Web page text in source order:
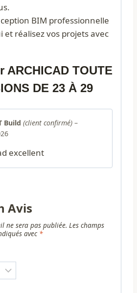
BIM professionnelle
et réalisez vos projets avec
ARCHICAD TOUTE
DE 23 À 29
Build (client confirmé) –
excellent
Avis
ne sera pas publiée. Les champs
avec *